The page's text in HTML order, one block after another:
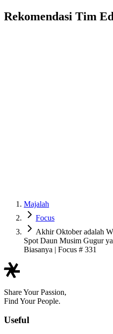
Rekomendasi Tim
Majalah
Focus
Akhir Oktober adalah
Spot Daun Musim Gugur
Biasanya | Focus # 331
Share Your Passion,
Find Your People.
Useful